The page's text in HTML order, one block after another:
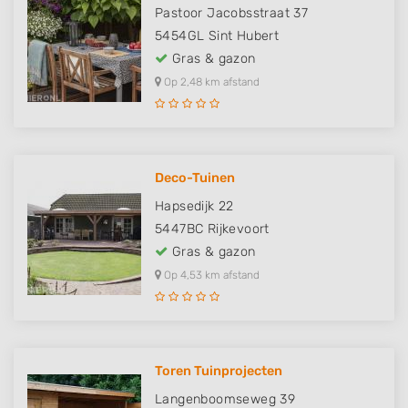
Pastoor Jacobsstraat 37
5454GL Sint Hubert
Gras & gazon
Op 2,48 km afstand
Deco-Tuinen
Hapsedijk 22
5447BC Rijkevoort
Gras & gazon
Op 4,53 km afstand
Toren Tuinprojecten
Langenboomseweg 39